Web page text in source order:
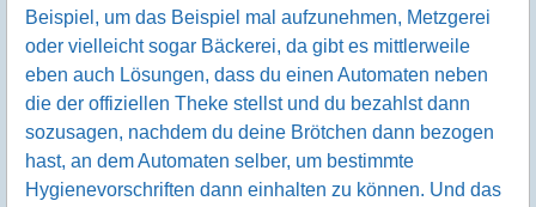
Beispiel, um das Beispiel mal aufzunehmen, Metzgerei
oder vielleicht sogar Bäckerei, da gibt es mittlerweile
eben auch Lösungen, dass du einen Automaten neben
die der offiziellen Theke stellst und du bezahlst dann
sozusagen, nachdem du deine Brötchen dann bezogen
hast, an dem Automaten selber, um bestimmte
Hygienevorschriften dann einhalten zu können. Und das